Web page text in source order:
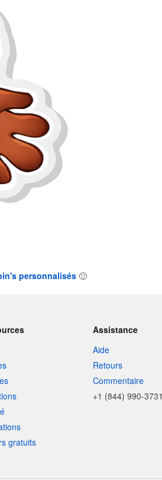
personnalisés 🙂
gratuits
Assistance
Aide
Retours
Commentaire
+1 (844) 990-3731